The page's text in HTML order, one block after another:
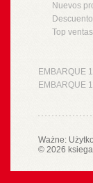
Nuevos
Top ventas
EMBARQUE
EMBARQUE
Ważne:
© 2026